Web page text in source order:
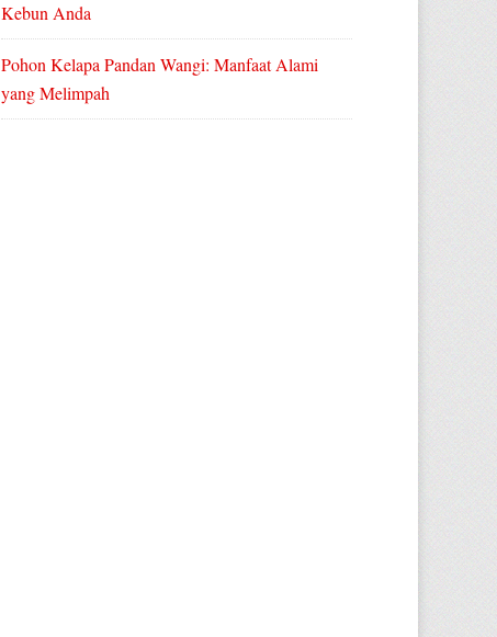
Kebun Anda
Pohon Kelapa Pandan Wangi: Manfaat Alami
yang Melimpah